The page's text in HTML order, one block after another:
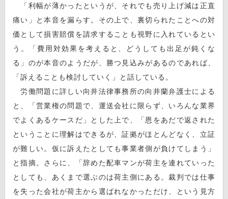
「利幅が薄かったというが、それでも売り上げ減は正直
痛い」と本音を漏らす。その上で、裏切られたことへの対
価として損害賠償を請求することも視野に入れているとい
う。「費用対効果を考えると、どうしても出足が鈍くな
る」のが本音のようだが、勝つ見込みがあるのであれば、
「訴えることも検討していく」と話している。
労働問題に詳しい向井法律事務所の向井蘭弁護士による
と、「営業権の問題で、運送会社に限らず、いろんな業界
でよくあるケースだ」とした上で、「恩をあだで返された
ということに理解はできるが、証拠がほとんどなく、立証
が難しい。仮に訴えたとしても事業者側が負けてしまう」
と指摘。さらに、「辞めた配車マンが荷主を連れていった
としても、あくまで選ぶのは荷主側にある。裁判では仕事
を失った会社が荷主から選ばれなかっただけ、という見方